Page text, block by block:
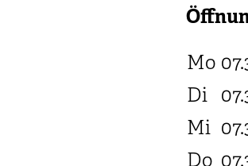
Mo
Di
Mi